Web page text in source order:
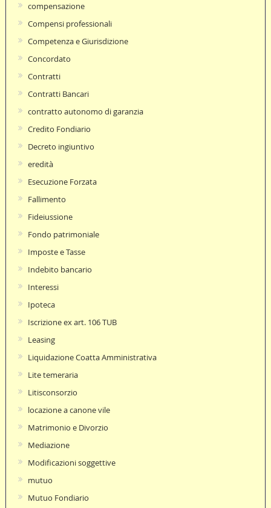
compensazione
Compensi professionali
Competenza e Giurisdizione
Concordato
Contratti
Contratti Bancari
contratto autonomo di garanzia
Credito Fondiario
Decreto ingiuntivo
eredità
Esecuzione Forzata
Fallimento
Fideiussione
Fondo patrimoniale
Imposte e Tasse
Indebito bancario
Interessi
Ipoteca
Iscrizione ex art. 106 TUB
Leasing
Liquidazione Coatta Amministrativa
Lite temeraria
Litisconsorzio
locazione a canone vile
Matrimonio e Divorzio
Mediazione
Modificazioni soggettive
mutuo
Mutuo Fondiario